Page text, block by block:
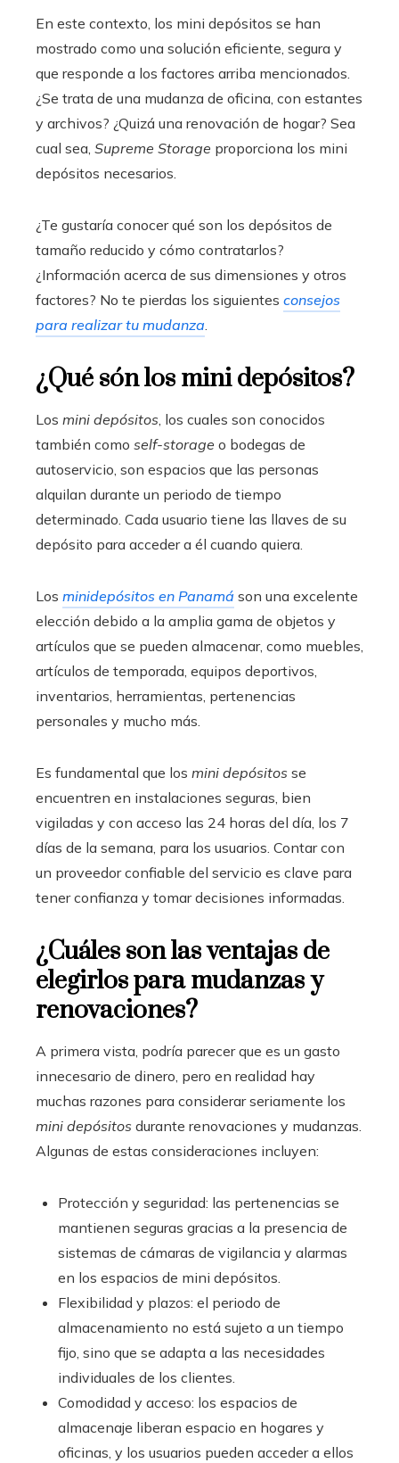
En este contexto, los mini depósitos se han
mostrado como una solución eficiente, segura y
que responde a los factores arriba mencionados.
¿Se trata de una mudanza de oficina, con estantes
y archivos? ¿Quizá una renovación de hogar? Sea
cual sea, Supreme Storage proporciona los mini
depósitos necesarios.
¿Te gustaría conocer qué son los depósitos de
tamaño reducido y cómo contratarlos?
¿Información acerca de sus dimensiones y otros
factores? No te pierdas los siguientes consejos
para realizar tu mudanza
¿Qué són los mini depósitos?
Los mini depósitos , los cuales son conocidos
también como self-storage o bodegas de
autoservicio, son espacios que las personas
alquilan durante un periodo de tiempo
determinado. Cada usuario tiene las llaves de su
depósito para acceder a él cuando quiera.
Los minidepósitos en Panamá son una excelente
elección debido a la amplia gama de objetos y
artículos que se pueden almacenar, como muebles,
artículos de temporada, equipos deportivos,
inventarios, herramientas, pertenencias
personales y mucho más.
Es fundamental que los mini depósitos se
encuentren en instalaciones seguras, bien
vigiladas y con acceso las 24 horas del día, los 7
días de la semana, para los usuarios. Contar con
un proveedor confiable del servicio es clave para
tener confianza y tomar decisiones informadas.
¿Cuáles son las ventajas de
elegirlos para mudanzas y
renovaciones?
A primera vista, podría parecer que es un gasto
innecesario de dinero, pero en realidad hay
muchas razones para considerar seriamente los
mini depósitos durante renovaciones y mudanzas.
Algunas de estas consideraciones incluyen:
Protección y seguridad: las pertenencias se
mantienen seguras gracias a la presencia de
sistemas de cámaras de vigilancia y alarmas
en los espacios de mini depósitos.
Flexibilidad y plazos: el periodo de
almacenamiento no está sujeto a un tiempo
fijo, sino que se adapta a las necesidades
individuales de los clientes.
Comodidad y acceso: los espacios de
almacenaje liberan espacio en hogares y
oficinas, y los usuarios pueden acceder a ellos